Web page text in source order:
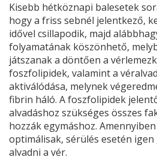
Kisebb hétköznapi balesetek
hogy a friss sebnél jelentkező,
idővel csillapodik, majd
folyamatának köszönhető,
játszanak a döntően a
foszfolipidek, valamint a
aktiválódása, melynek
fibrin háló. A foszfolipidek
alvadáshoz szükséges összes
hozzák egymáshoz.
optimálisak, sérülés esetén
alvadni a vér.